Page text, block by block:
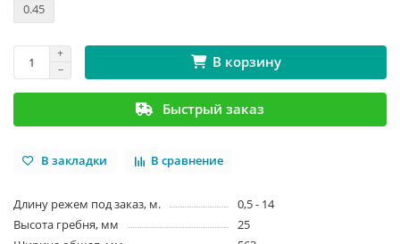
0.45
В корзину
Быстрый заказ
В закладки В сравнение
Длину режем под заказ, м.
0,5 - 14
Высота гребня, мм
25